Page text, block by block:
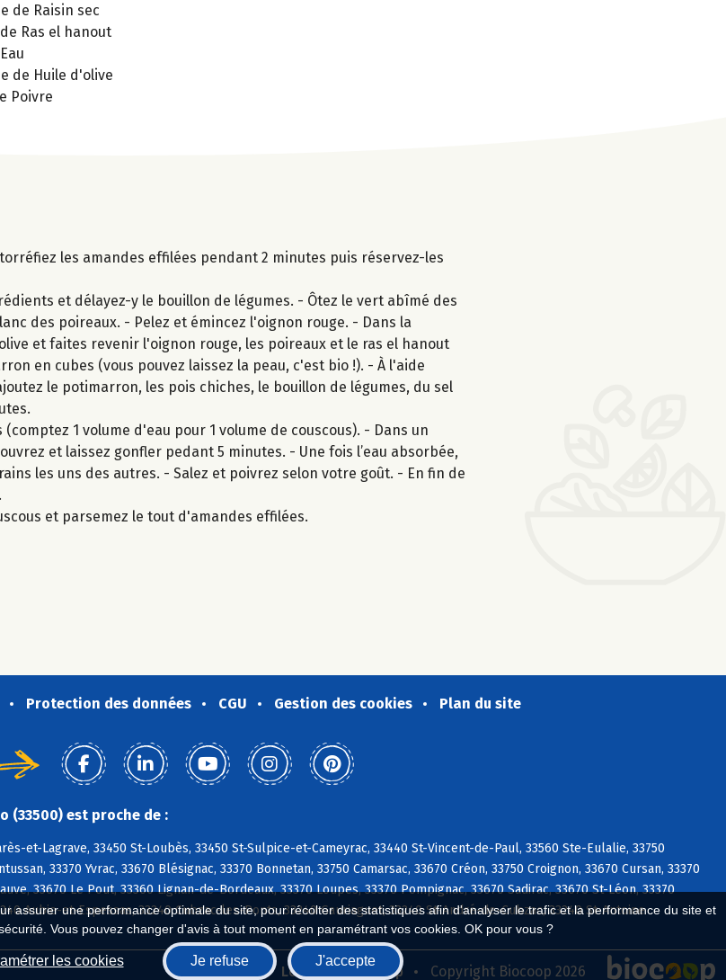
assurer une performance optimale du site, pour récolter des statistiques afin d'analyser le trafic et la performance du site et
Vous pouvez changer d'avis à tout moment en paramétrant vos cookies. OK pour vous ?
les cookies Je refuse J'accepte
de Raisin sec
Ras el hanout
de Huile d'olive
Poivre
les amandes effilées pendant 2 minutes puis réservez-les
et délayez-y le bouillon de légumes. - Ôtez le vert abîmé des
des poireaux. - Pelez et émincez l'oignon rouge. - Dans la
et faites revenir l'oignon rouge, les poireaux et le ras el hanout
en cubes (vous pouvez laissez la peau, c'est bio !). - À l'aide
le potimarron, les pois chiches, le bouillon de légumes, du sel
(comptez 1 volume d'eau pour 1 volume de couscous). - Dans un
et laissez gonfler pedant 5 minutes. - Une fois l’eau absorbée,
les uns des autres. - Salez et poivrez selon votre goût. - En fin de
et parsemez le tout d'amandes effilées.
Protection des données CGU Gestion des cookies Plan du site
(33500) est proche de :
et-Lagrave, 33450 St-Loubès, 33450 St-Sulpice-et-Cameyrac, 33440 St-Vincent-de-Paul, 33560 Ste-Eulalie, 33750
33370 Yvrac, 33670 Blésignac, 33370 Bonnetan, 33750 Camarsac, 33670 Créon, 33750 Croignon, 33670 Cursan, 33370
33670 Le Pout, 33360 Lignan-de-Bordeaux, 33370 Loupes, 33370 Pompignac, 33670 Sadirac, 33670 St-Léon, 33370
Aubie-et-Espessas, 33240 Cubzac-les-Ponts, 33240 Gauriaguet, 33240 St-André-de-Cubzac, 33240 St-Antoine
Biocoop.fr Le réseau Biocoop Copyright Biocoop 2026